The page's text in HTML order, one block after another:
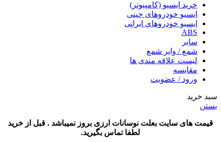
خرید ایسیو (کامپیوتر)
ایسیو خودروهای چینی
ایسیو خودروهای ایرانی
ABS
سایر
شمع / وایر شمع
لیست علاقه مندی ها
مقایسه
ورود / عضویت
سبد خرید
بستن
قیمت های سایت بعلت نوسانات ارزی بروز نمیباشد . قبل از خرید
لطفا تماس بگیرید.